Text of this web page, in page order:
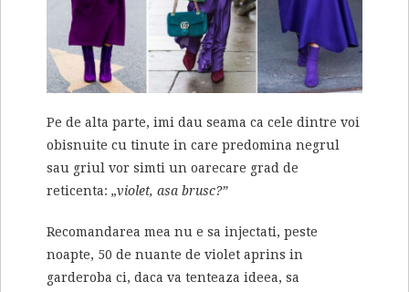
Pe de alta parte, imi dau seama ca cele dintre voi
obisnuite cu tinute in care predomina negrul
sau griul vor simti un oarecare grad de
reticenta: „violet, asa brusc?”
Recomandarea mea nu e sa injectati, peste
noapte, 50 de nuante de violet aprins in
garderoba ci, daca va tenteaza ideea, sa